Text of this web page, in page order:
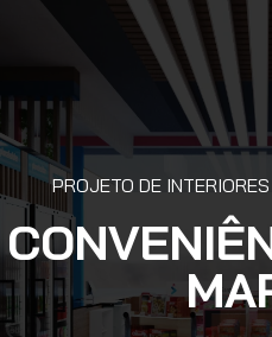
PROJETO DE